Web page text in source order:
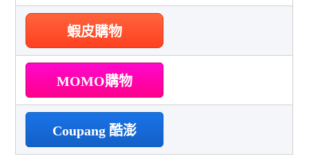
蝦皮購物
MOMO購物
Coupang 酷澎